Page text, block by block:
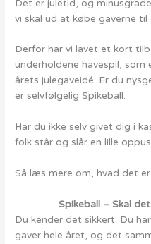
Det er juletid, og
vi skal ud at købe gaverne til
Derfor har vi lavet et kort
underholdene havespil,
årets julegaveidé. Er du
er selvfølgelig Spikeball.
Har du ikke selv givet dig i
folk står og slår en lille
Så læs mere om, hvad det er
Spikeball – Skal
Du kender det sikkert. Du
gaver hele året, og det